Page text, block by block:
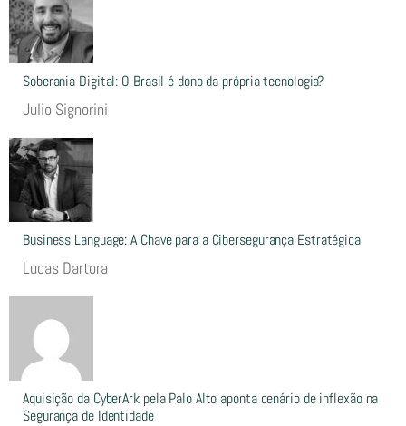
Soberania Digital: O Brasil é dono da própria tecnologia?
Julio Signorini
Business Language: A Chave para a Cibersegurança Estratégica
Lucas Dartora
Aquisição da CyberArk pela Palo Alto aponta cenário de inflexão na
Segurança de Identidade